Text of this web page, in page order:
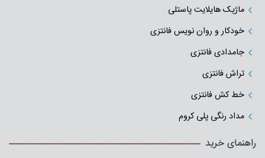
ماژیک هایلایت پاستلی
خودکار و روان نویس فانتزی
جامدادی‌ فانتزی
تراش فانتزی
خط کش فانتزی
مداد رنگی پلی کروم
راهنمای خرید